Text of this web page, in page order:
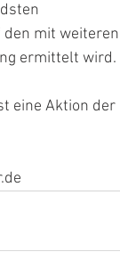
den mit weiteren
ermittelt wird.
eine Aktion der